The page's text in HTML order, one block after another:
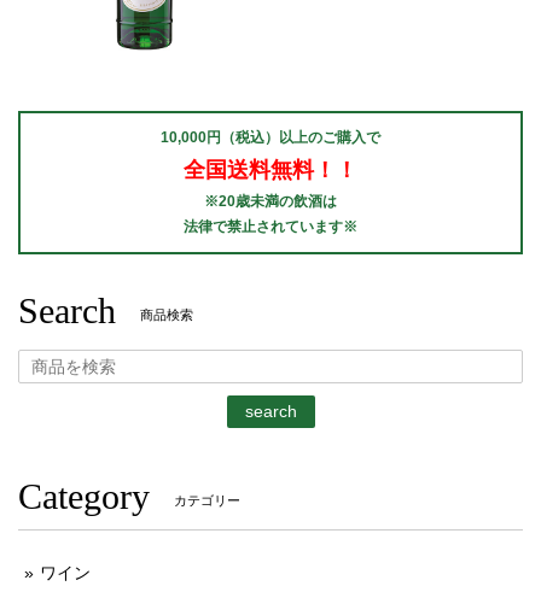
10,000円（税込）以上のご購入で
全国送料無料！！
※20歳未満の飲酒は
法律で禁止されています※
Search 商品検索
search
Category カテゴリー
ワイン